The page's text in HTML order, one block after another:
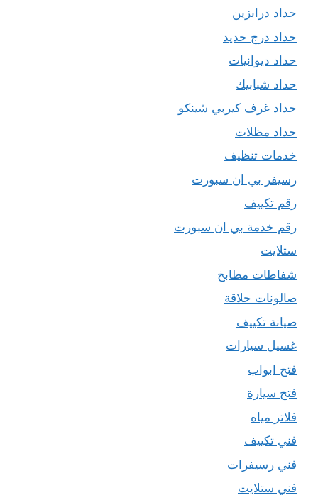
حداد درابزين
حداد درج حديد
حداد ديوانيات
حداد شبابيك
حداد غرف كيربي شينكو
حداد مظلات
خدمات تنظيف
رسيفر بي ان سبورت
رقم تكييف
رقم خدمة بي ان سبورت
ستلايت
شفاطات مطابخ
صالونات حلاقة
صيانة تكييف
غسيل سيارات
فتح ابواب
فتح سيارة
فلاتر مياه
فني تكييف
فني رسيفرات
فني ستلايت